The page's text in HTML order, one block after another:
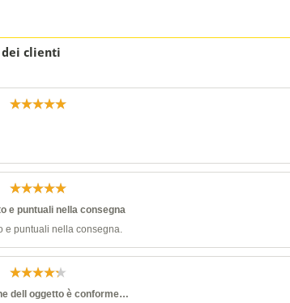
clienti
e puntuali nella consegna
e puntuali nella consegna.
dell oggetto è conforme…